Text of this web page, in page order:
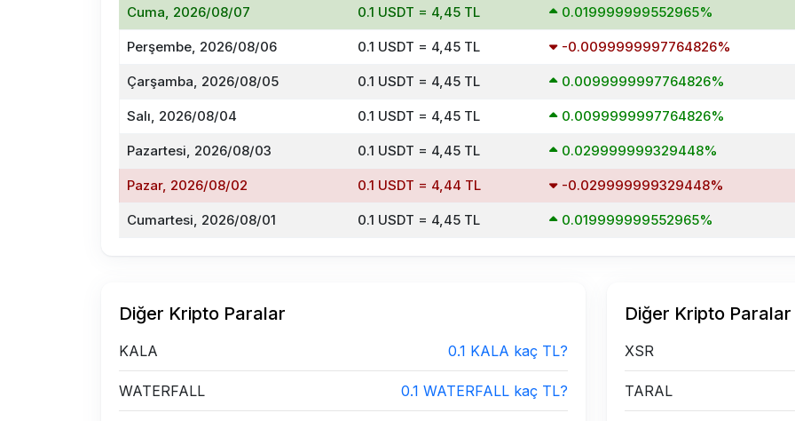
Cuma, 2026/08/07 0.1 USDT = 4,45 TL 0.019999999552965%
Perşembe, 2026/08/06 0.1 USDT = 4,45 TL -0.0099999997764826%
Çarşamba, 2026/08/05 0.1 USDT = 4,45 TL 0.0099999997764826%
Salı, 2026/08/04 0.1 USDT = 4,45 TL 0.0099999997764826%
Pazartesi, 2026/08/03 0.1 USDT = 4,45 TL 0.029999999329448%
Pazar, 2026/08/02 0.1 USDT = 4,44 TL -0.029999999329448%
Cumartesi, 2026/08/01 0.1 USDT = 4,45 TL 0.019999999552965%
Diğer Kripto Paralar
KALA 0.1 KALA kaç TL?
WATERFALL 0.1 WATERFALL kaç TL?
Diğer Kripto Paralar
XSR
TARAL